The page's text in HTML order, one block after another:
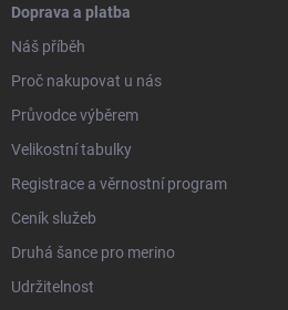
Doprava a platba
Náš příběh
Proč nakupovat u nás
Průvodce výběrem
Velikostní tabulky
Registrace a věrnostní program
Ceník služeb
Druhá šance pro merino
Udržitelnost